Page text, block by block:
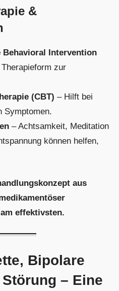
&
Behavioral Intervention
zur
(CBT) – Hilft bei
Symptomen.
– Achtsamkeit, Meditation
können helfen,
aus
effektivsten.
Bipolare
– Eine